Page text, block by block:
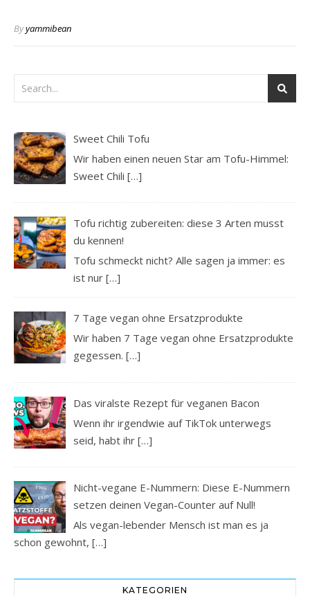
Byyammibean
Sweet Chili Tofu
Wir haben einen neuen Star am Tofu-Himmel:
Sweet Chili[…]
Tofu richtig zubereiten: diese 3 Arten musst
du kennen!
Tofu schmeckt nicht? Alle sagen ja immer: es
ist nur[…]
7 Tage vegan ohne Ersatzprodukte
Wir haben 7 Tage vegan ohne Ersatzprodukte
gegessen.[…]
Das viralste Rezept für veganen Bacon
Wenn ihr irgendwie auf TikTok unterwegs
seid, habt ihr[…]
Nicht-vegane E-Nummern: Diese E-Nummern
setzen deinen Vegan-Counter auf Null!
Als vegan-lebender Mensch ist man es ja
schon gewohnt, […]
KATEGORIEN